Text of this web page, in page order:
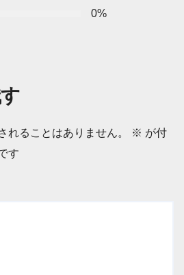
0%
れることはありません。 ※ が付
す